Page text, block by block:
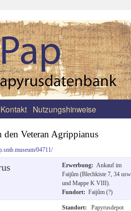
Kontakt Nutzungshinweise
den Veteran Agrippianus
04711/
Erwerbung: Ankauf im
Faijûm (Blechkiste 7, 34
und Mappe K VIII).
Fundort: Faijûm (?)
Standort: Papyrusdepot